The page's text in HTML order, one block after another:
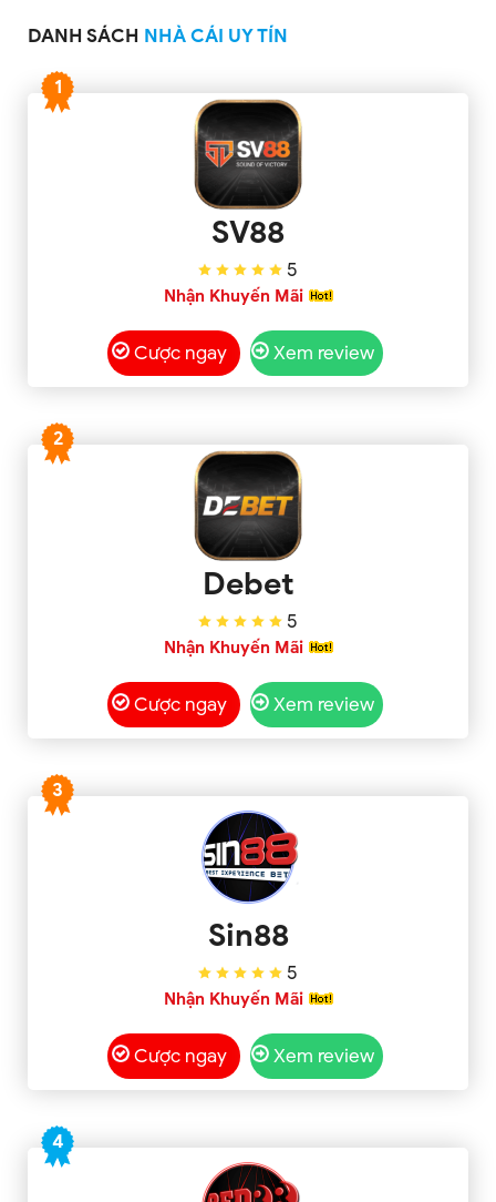
DANH SÁCH NHÀ CÁI UY TÍN
1
SV88
5
Nhận Khuyến Mãi
Cược ngay Xem review
2
Debet
5
Nhận Khuyến Mãi
Cược ngay Xem review
3
Sin88
5
Nhận Khuyến Mãi
Cược ngay Xem review
4